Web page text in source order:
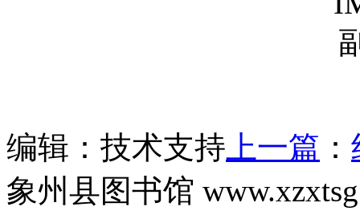
编辑：技术支持 上一篇 ：
象州县图书馆